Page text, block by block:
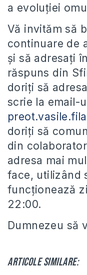
a evoluției
Vă invităm să
continuare de
și să adresați
răspuns din
doriți să
scrie la email-
doriți să
din
adresa mai
face, utilizând
funcționează
22:00.
Dumnezeu să
Articole similare: